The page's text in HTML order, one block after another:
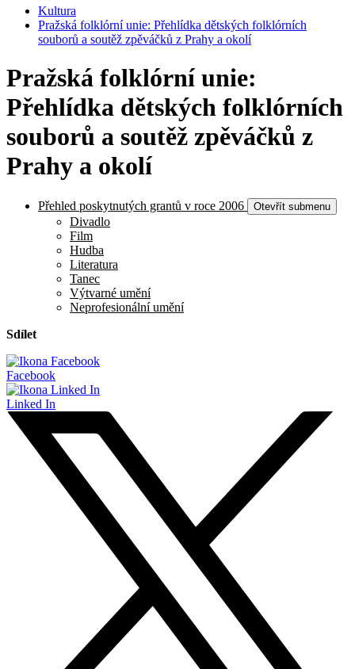
Kultura
Pražská folklórní unie: Přehlídka dětských folklórních
souborů a soutěž zpěváčků z Prahy a okolí
Pražská folklórní unie:
Přehlídka dětských folklórních
souborů a soutěž zpěváčků z
Prahy a okolí
Přehled poskytnutých grantů v roce 2006 Otevřít submenu
Divadlo
Film
Hudba
Literatura
Tanec
Výtvarné umění
Neprofesionální umění
Sdílet
Facebook
Linked In